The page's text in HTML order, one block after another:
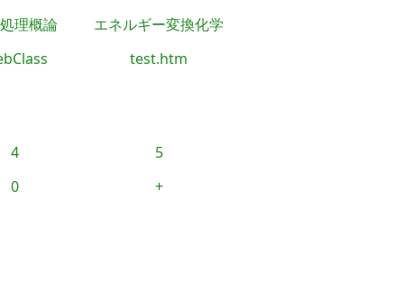
理概論
エネルギー変換化学
test.htm
4
5
0
+